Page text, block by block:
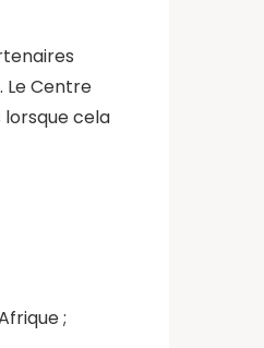
Le Centre
lorsque cela
;